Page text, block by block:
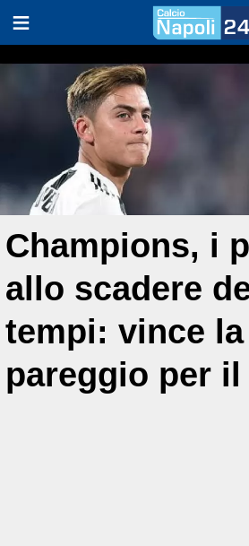
Champions, i
allo scadere
tempi: vince
pareggio per